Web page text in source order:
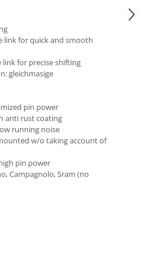
link for quick and smooth
for precise shifting
gleichmasige
pin power
anti rust coating
running noise
w/o taking account of
pin power
Campagnolo, Sram (no